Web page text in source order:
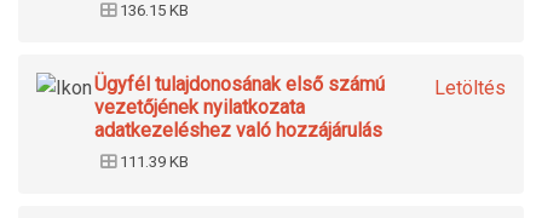
136.15 KB
Letöltés
Ügyfél tulajdonosának első számú
vezetőjének nyilatkozata
adatkezeléshez való hozzájárulás
111.39 KB